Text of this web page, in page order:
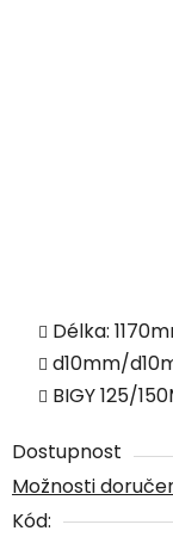
Délka:
d10mm/
BIGY 125/
Dostupnost
Možnosti
Kód: